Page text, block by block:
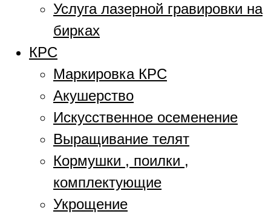
Услуга лазерной гравировки на
бирках
КРС
Маркировка КРС
Акушерство
Искусственное осеменение
Выращивание телят
Кормушки , поилки ,
комплектующие
Укрощение